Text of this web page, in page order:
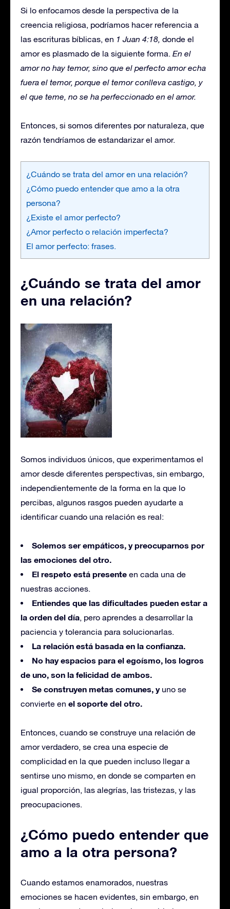
Si lo enfocamos desde la perspectiva de la
creencia religiosa, podríamos hacer referencia a
las escrituras bíblicas, en 1 Juan 4:18, donde el
amor es plasmado de la siguiente forma. En el
amor no hay temor, sino que el perfecto amor echa
fuera el temor, porque el temor conlleva castigo, y
el que teme, no se ha perfeccionado en el amor.
Entonces, si somos diferentes por naturaleza, que
razón tendríamos de estandarizar el amor.
¿Cuándo se trata del amor en una relación?
¿Cómo puedo entender que amo a la otra
persona?
¿Existe el amor perfecto?
¿Amor perfecto o relación imperfecta?
El amor perfecto: frases.
¿Cuándo se trata del amor
en una relación?
Somos individuos únicos, que experimentamos el
amor desde diferentes perspectivas, sin embargo,
independientemente de la forma en la que lo
percibas, algunos rasgos pueden ayudarte a
identificar cuando una relación es real:
Solemos ser empáticos, y preocuparnos por
las emociones del otro.
El respeto está presente en cada una de
nuestras acciones.
Entiendes que las dificultades pueden estar a
la orden del día, pero aprendes a desarrollar la
paciencia y tolerancia para solucionarlas.
La relación está basada en la confianza.
No hay espacios para el egoísmo, los logros
de uno, son la felicidad de ambos.
Se construyen metas comunes, y uno se
convierte en el soporte del otro.
Entonces, cuando se construye una relación de
amor verdadero, se crea una especie de
complicidad en la que pueden incluso llegar a
sentirse uno mismo, en donde se comparten en
igual proporción, las alegrías, las tristezas, y las
preocupaciones.
¿Cómo puedo entender que
amo a la otra persona?
Cuando estamos enamorados, nuestras
emociones se hacen evidentes, sin embargo, en